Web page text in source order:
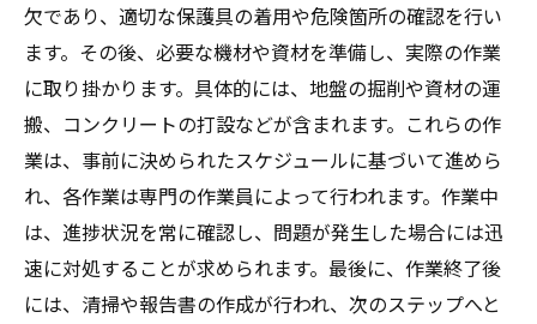
欠であり、適切な保護具の着用や危険箇所の確認を行い
ます。その後、必要な機材や資材を準備し、実際の作業
に取り掛かります。具体的には、地盤の掘削や資材の運
搬、コンクリートの打設などが含まれます。これらの作
業は、事前に決められたスケジュールに基づいて進めら
れ、各作業は専門の作業員によって行われます。作業中
は、進捗状況を常に確認し、問題が発生した場合には迅
速に対処することが求められます。最後に、作業終了後
には、清掃や報告書の作成が行われ、次のステップへと